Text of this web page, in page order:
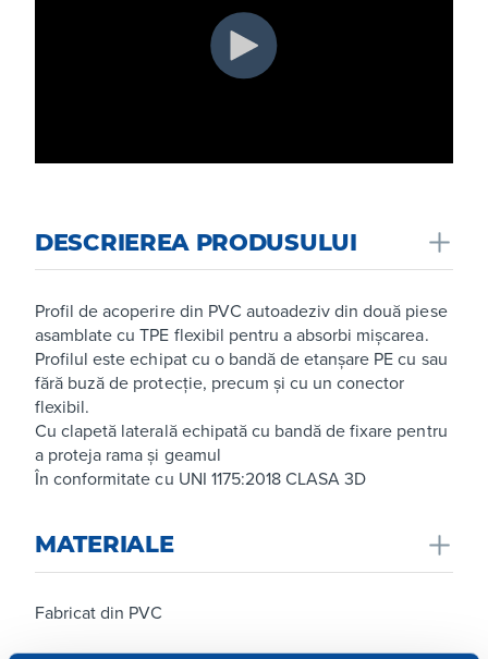
DESCRIEREA PRODUSULUI
Profil de acoperire din PVC autoadeziv din două piese
asamblate cu TPE flexibil pentru a absorbi mișcarea.
Profilul este echipat cu o bandă de etanșare PE cu sau
fără buză de protecție, precum și cu un conector
flexibil.
Cu clapetă laterală echipată cu bandă de fixare pentru
a proteja rama și geamul
În conformitate cu UNI 1175:2018 CLASA 3D
MATERIALE
Fabricat din PVC